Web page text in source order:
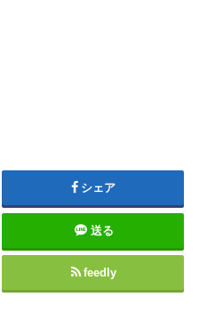
シェア
送る
feedly